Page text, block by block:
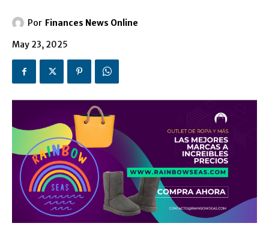
Por Finances News Online
May 23, 2025